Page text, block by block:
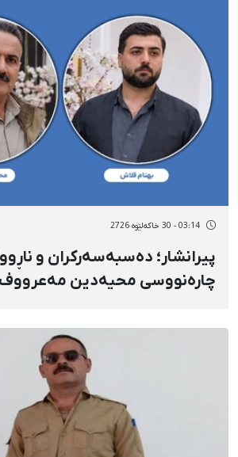
03:14 - 30 خاکەلێوه 2726
پیرانشار؛ دەسبەسەرکران و
چارەنووسی محیەدین